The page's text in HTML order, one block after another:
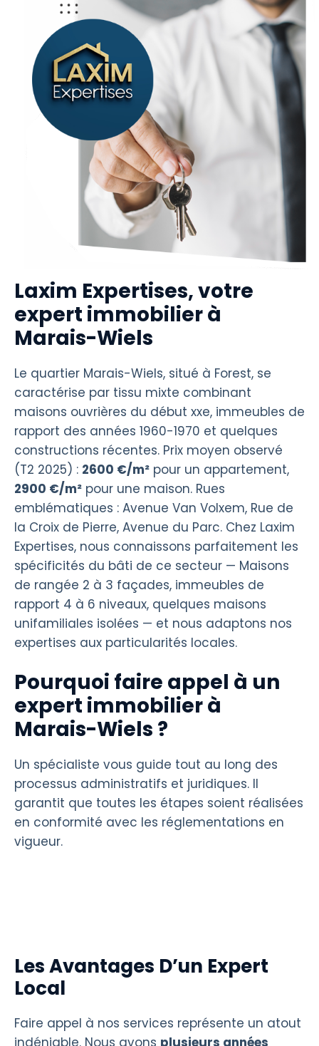
Laxim Expertises, votre
expert immobilier à
Marais-Wiels
Le quartier Marais-Wiels, situé à Forest, se
caractérise par tissu mixte combinant
maisons ouvrières du début xxe, immeubles de
rapport des années 1960-1970 et quelques
constructions récentes. Prix moyen observé
(T2 2025) : 2600 €/m² pour un appartement,
2900 €/m² pour une maison. Rues
emblématiques : Avenue Van Volxem, Rue de
la Croix de Pierre, Avenue du Parc. Chez Laxim
Expertises, nous connaissons parfaitement les
spécificités du bâti de ce secteur — Maisons
de rangée 2 à 3 façades, immeubles de
rapport 4 à 6 niveaux, quelques maisons
unifamiliales isolées — et nous adaptons nos
expertises aux particularités locales.
Pourquoi faire appel à un
expert immobilier à
Marais-Wiels ?
Un spécialiste vous guide tout au long des
processus administratifs et juridiques. Il
garantit que toutes les étapes soient réalisées
en conformité avec les réglementations en
vigueur.
Les Avantages D’un Expert
Local
Faire appel à nos services représente un atout
indéniable. Nous avons plusieurs années